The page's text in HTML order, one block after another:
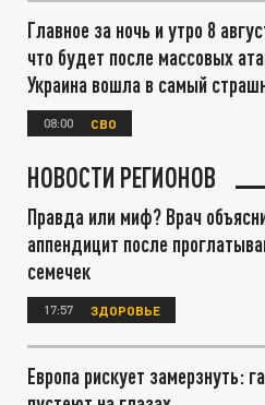
Главное за ночь и утро 8
что будет после массовых
Украина вошла в самый
08:00 СВО
НОВОСТИ РЕГИОНОВ
Правда или миф? Врач
аппендицит после
семечек
17:57 ЗДОРОВЬЕ
Европа рискует замерзнуть: